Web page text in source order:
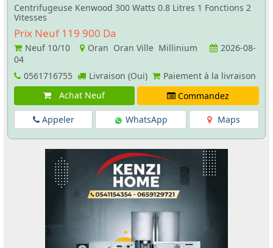
Centrifugeuse Kenwood 300 Watts 0.8 Litres 1 Fonctions 2
Vitesses
Prix Neuf 119 900 Da
Neuf 10/10 Oran Oran Ville Millinium
2026-08-
04
0561716755
Livraison (Oui)
Paiement à la livraison
Achat Neuf
Commandez
Appeler WhatsApp Maps